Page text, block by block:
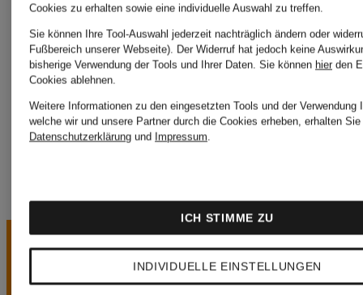
Joseph
Ribkoff
TOMMY
JEANS
Cookies zu erhalten sowie eine individuelle Auswahl zu treffen.
Sie können Ihre Tool-Auswahl jederzeit nachträglich ändern oder
Fußbereich unserer Webseite). Der Widerruf hat jedoch keine
bisherige Verwendung der Tools und Ihrer Daten. Sie können hier den
Cookies ablehnen.
Weitere Informationen zu den eingesetzten Tools und der Verwendung
welche wir und unsere Partner durch die Cookies erheben, erhalten
Datenschutzerklärung und Impressum.
INDIVIDUELLE EINSTELLUNGEN
ICH STIMME ZU